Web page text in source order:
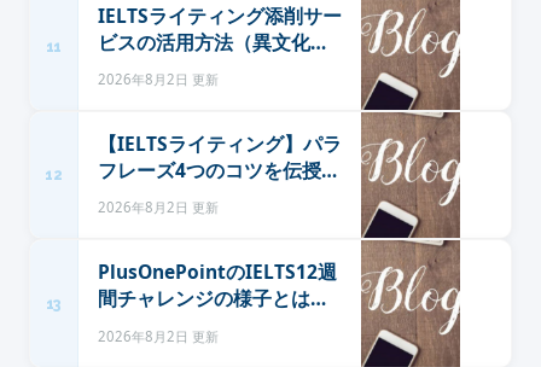
11
IELTSライティング添削サー
ビスの活用方法（異文化の
魔法）
2026年8月2日 更新
12
【IELTSライティング】パラ
フレーズ4つのコツを伝授！
（異文化の魔法）
2026年8月2日 更新
13
PlusOnePointのIELTS12週
間チャレンジの様子とは？
スコアアップのために私が
したこと（異文化の魔法）
2026年8月2日 更新